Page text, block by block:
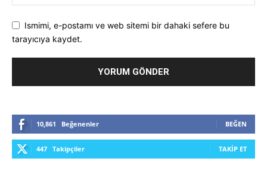
Ismimi, e-postamı ve web sitemi bir dahaki sefere bu
tarayıcıya kaydet.
10,861 Beğenenler BEĞEN
447 Takipçiler TAKIP ET